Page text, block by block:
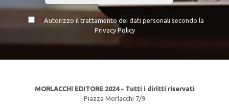
* Autorizzo il trattamento dei dati personali secondo la
Privacy Policy
MORLACCHI EDITORE 2024 - Tutti i diritti riservati
Piazza Morlacchi 7/9